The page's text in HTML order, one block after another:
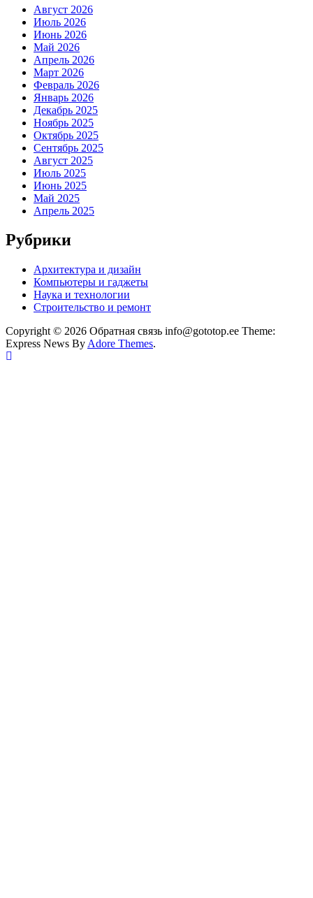
Август 2026
Июль 2026
Июнь 2026
Май 2026
Апрель 2026
Март 2026
Февраль 2026
Январь 2026
Декабрь 2025
Ноябрь 2025
Октябрь 2025
Сентябрь 2025
Август 2025
Июль 2025
Июнь 2025
Май 2025
Апрель 2025
Рубрики
Архитектура и дизайн
Компьютеры и гаджеты
Наука и технологии
Строительство и ремонт
Copyright © 2026 Обратная связь info@gototop.ee Theme:
Express News By Adore Themes.